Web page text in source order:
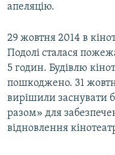
апеляцію.
29 жовтня 2014 в
Подолі сталася
5 годин. Будівлю
пошкоджено. 31
вирішили заснувати
разом» для
відновлення